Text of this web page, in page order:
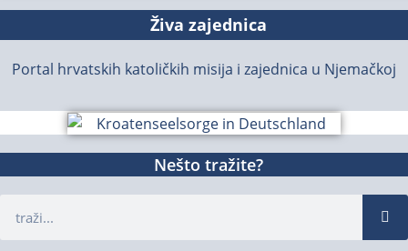
Živa zajednica
Portal hrvatskih katoličkih misija i zajednica u Njemačkoj
Nešto tražite?